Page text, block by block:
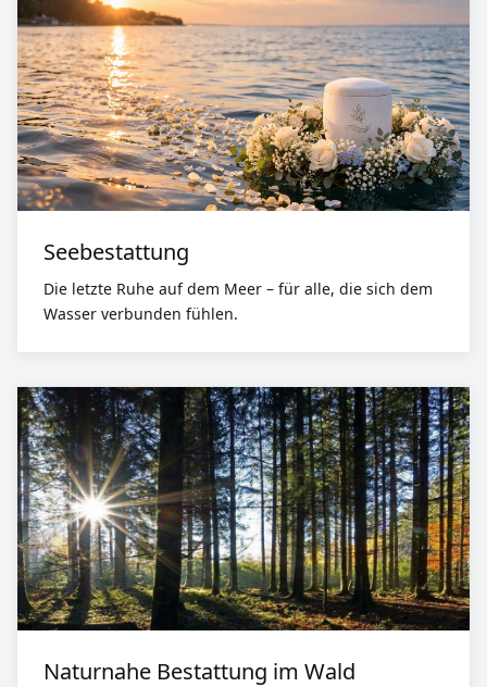
Seebestattung
Die letzte Ruhe auf dem Meer – für alle, die sich dem
Wasser verbunden fühlen.
Naturnahe Bestattung im Wald